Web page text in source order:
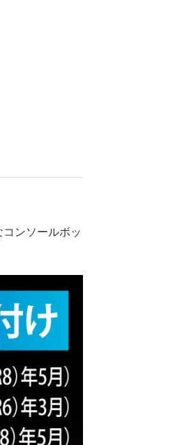
ンソールボッ